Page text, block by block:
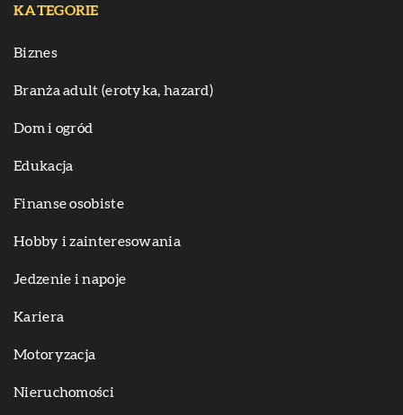
KATEGORIE
Biznes
Branża adult (erotyka, hazard)
Dom i ogród
Edukacja
Finanse osobiste
Hobby i zainteresowania
Jedzenie i napoje
Kariera
Motoryzacja
Nieruchomości